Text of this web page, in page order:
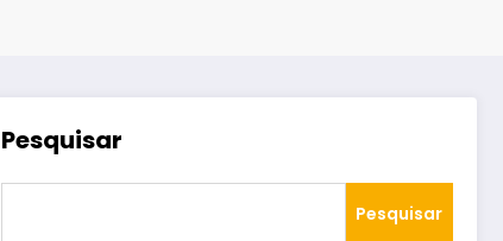
Pesquisar
Pesquisar